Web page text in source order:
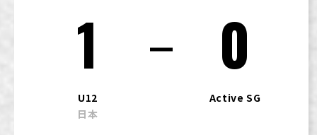
1
U12
日本
0
Active SG